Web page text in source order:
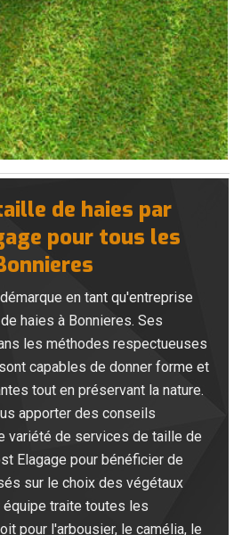
de haies par
pour tous les
en tant qu'entreprise
haies à Bonnieres. Ses
les méthodes respectueuses
capables de donner forme et
tout en préservant la nature.
apporter des conseils
variété de services de taille de
Elagage pour bénéficier de
sur le choix des végétaux
équipe traite toutes les
pour l'arbousier, le camélia, le